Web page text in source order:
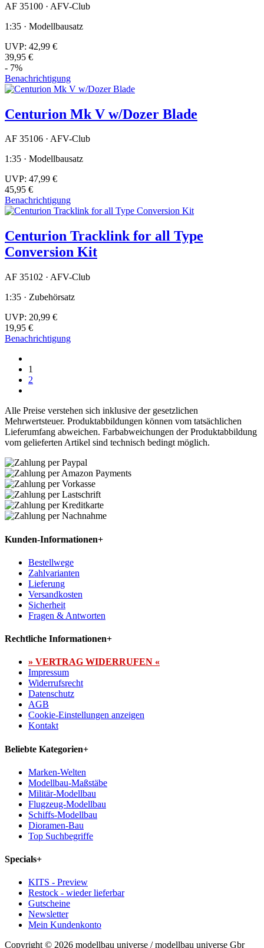
AF 35100 · AFV-Club
1:35 · Modellbausatz
UVP: 42,99 €
39,95 €
- 7%
Benachrichtigung
Centurion Mk V w/Dozer Blade
AF 35106 · AFV-Club
1:35 · Modellbausatz
UVP: 47,99 €
45,95 €
Benachrichtigung
Centurion Tracklink for all Type
Conversion Kit
AF 35102 · AFV-Club
1:35 · Zubehörsatz
UVP: 20,99 €
19,95 €
Benachrichtigung
1
2
Alle Preise verstehen sich inklusive der gesetzlichen
Mehrwertsteuer. Produktabbildungen können vom tatsächlichen
Lieferumfang abweichen. Farbabweichungen der Produktabbildung
vom gelieferten Artikel sind technisch bedingt möglich.
Kunden-Informationen+
Bestellwege
Zahlvarianten
Lieferung
Versandkosten
Sicherheit
Fragen & Antworten
Rechtliche Informationen+
» VERTRAG WIDERRUFEN «
Impressum
Widerrufsrecht
Datenschutz
AGB
Cookie-Einstellungen anzeigen
Kontakt
Beliebte Kategorien+
Marken-Welten
Modellbau-Maßstäbe
Militär-Modellbau
Flugzeug-Modellbau
Schiffs-Modellbau
Dioramen-Bau
Top Suchbegriffe
Specials+
KITS - Preview
Restock - wieder lieferbar
Gutscheine
Newsletter
Mein Kundenkonto
Copyright © 2026 modellbau universe / modellbau universe Gbr